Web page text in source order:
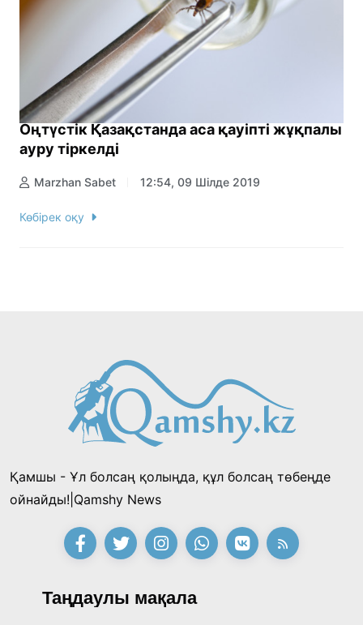
Оңтүстік Қазақстанда аса қауіпті жұқпалы
ауру тіркелді
Marzhan Sabet 12:54, 09 Шілде 2019
Көбірек оқу
Қамшы - Ұл болсаң қолыңда, құл болсаң төбеңде
ойнайды!|Qamshy News
Таңдаулы мақала